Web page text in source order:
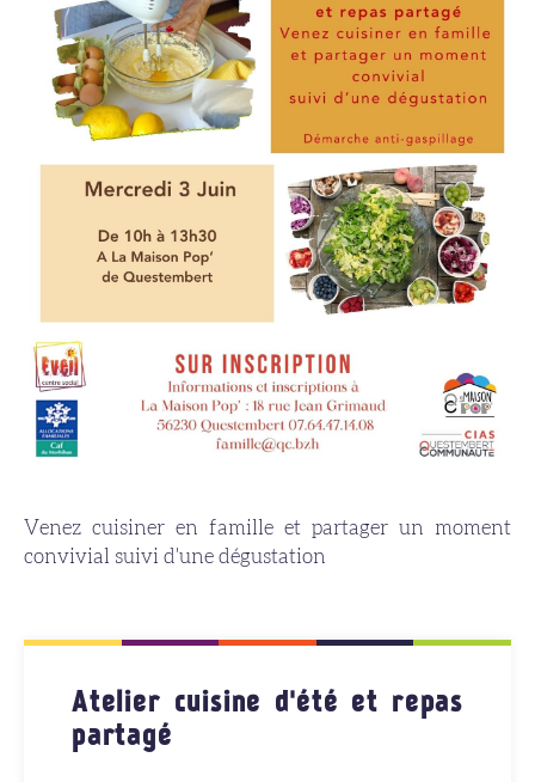
Venez cuisiner en famille et partager un moment
convivial suivi d'une dégustation
Atelier cuisine d'été et repas
partagé